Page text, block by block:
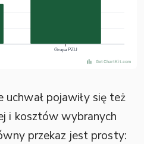
pojawiły się też
i kosztów wybranych
przekaz jest prosty: